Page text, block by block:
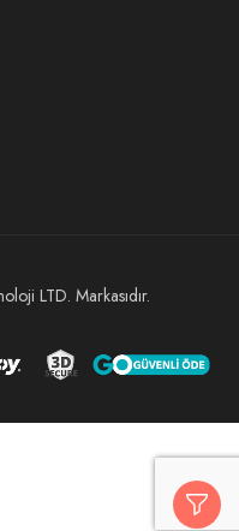
LTD. Markasıdır.